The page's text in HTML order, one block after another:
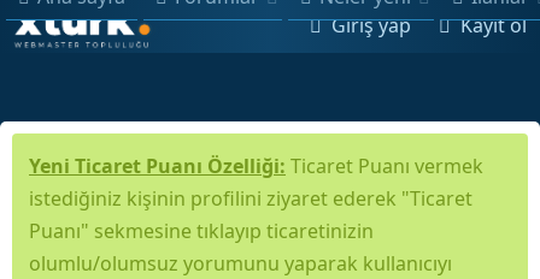
Giriş yap Kayıt ol
Yeni Ticaret Puanı Özelliği: Ticaret Puanı vermek
istediğiniz kişinin profilini ziyaret ederek "Ticaret
Puanı" sekmesine tıklayıp ticaretinizin
olumlu/olumsuz yorumunu yaparak kullanıcıyı